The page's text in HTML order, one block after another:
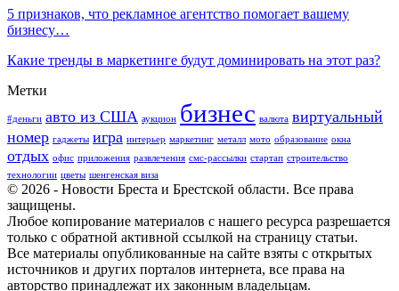
5 признаков, что рекламное агентство помогает вашему
бизнесу…
Какие тренды в маркетинге будут доминировать на этот раз?
Метки
#деньги авто из США аукцион бизнес валюта виртуальный
номер гаджеты игра интерьер маркетинг металл мото образование окна
отдых офис приложения развлечения смс-рассылки стартап строительство
технологии цветы шенгенская виза
© 2026 - Новости Бреста и Брестской области. Все права
защищены.
Любое копирование материалов с нашего ресурса разрешается
только с обратной активной ссылкой на страницу статьи.
Все материалы опубликованные на сайте взяты с открытых
источников и других порталов интернета, все права на
авторство принадлежат их законным владельцам.